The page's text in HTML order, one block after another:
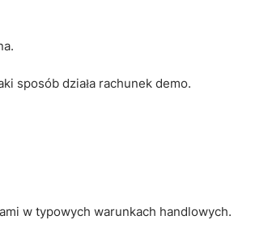
sposób działa rachunek demo.
w typowych warunkach handlowych.